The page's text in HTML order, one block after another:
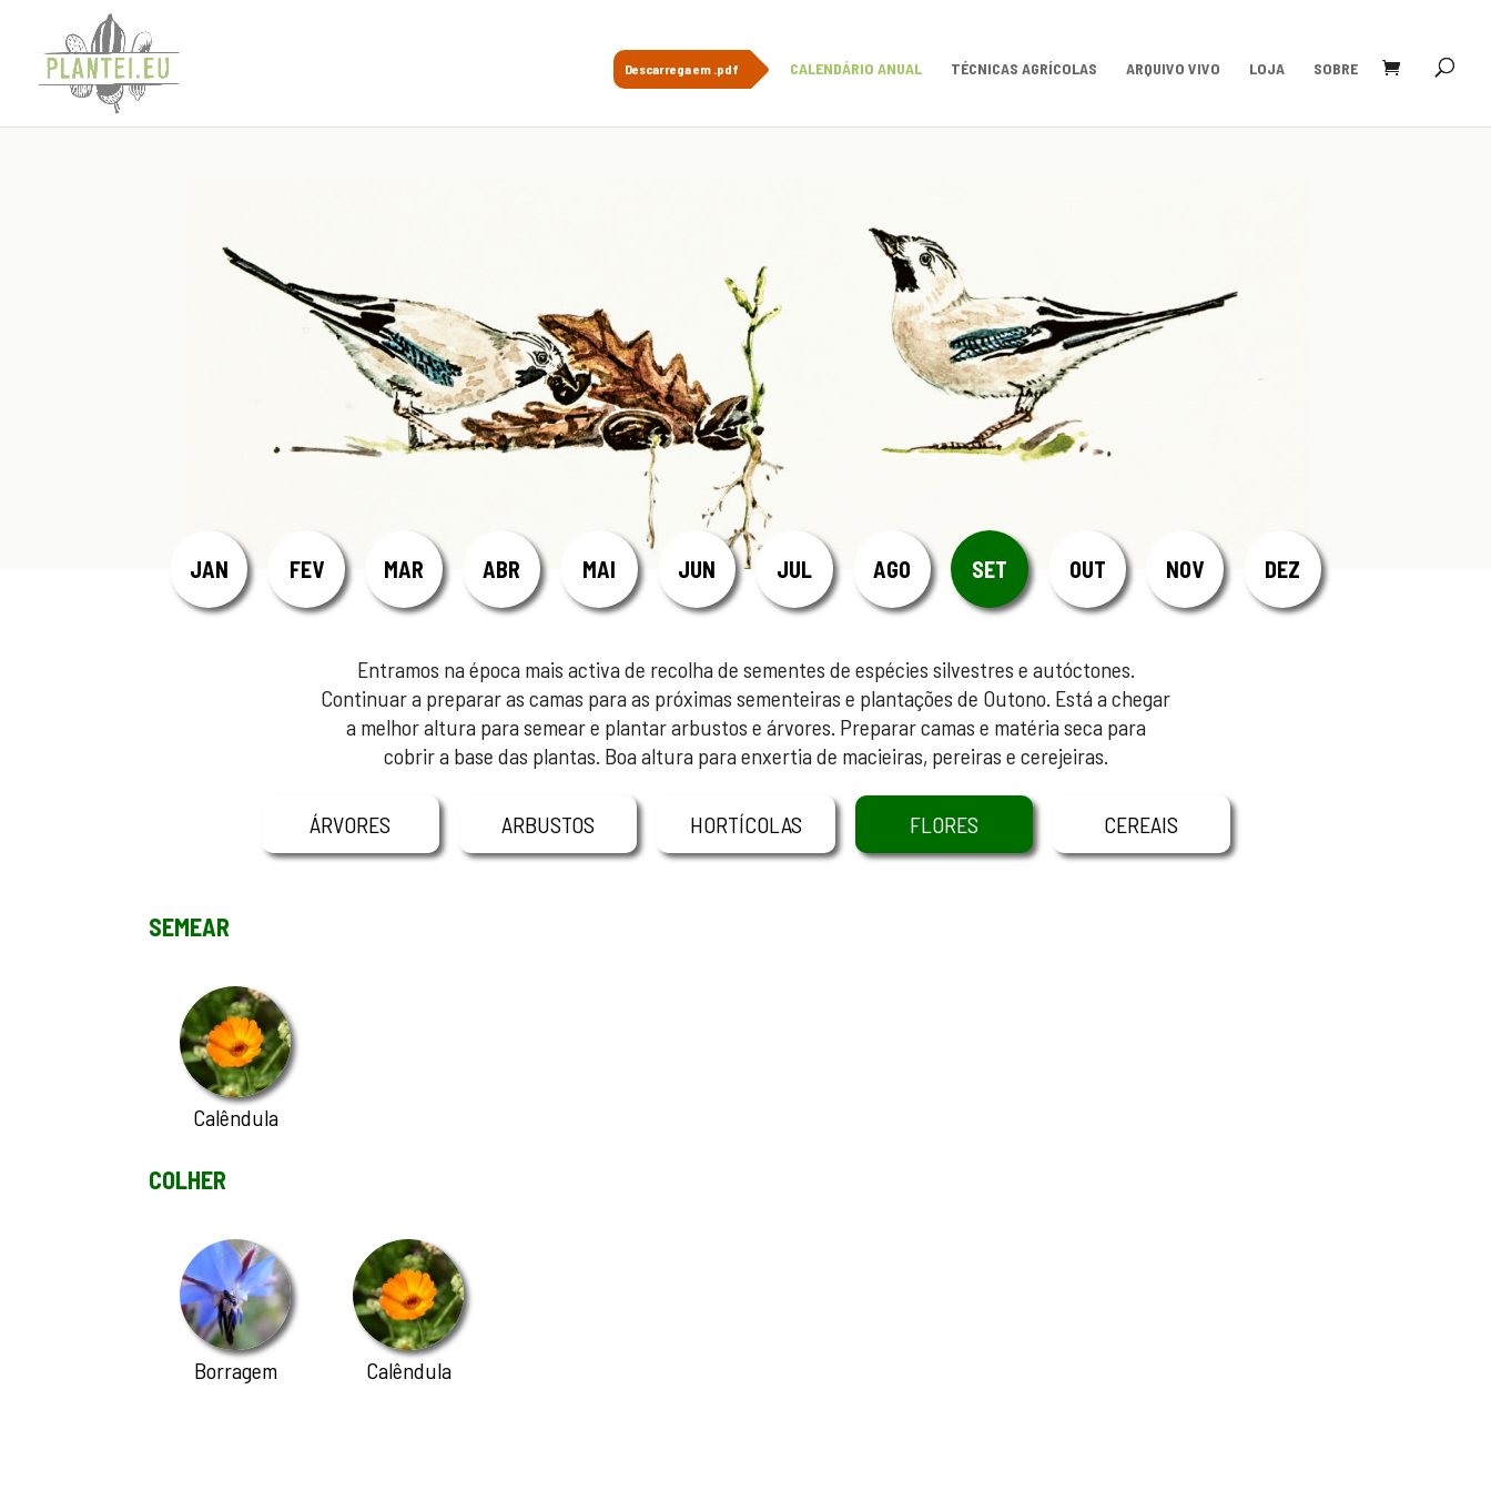
Descarrega em .pdf CALENDÁRIO ANUAL TÉCNICAS AGRÍCOLAS ARQUIVO VIVO LOJA SOBRE
JAN FEV MAR ABR MAI JUN JUL AGO SET OUT NOV DEZ
Entramos na época mais activa de recolha de sementes de espécies silvestres e autóctones.
Continuar a preparar as camas para as próximas sementeiras e plantações de Outono. Está a chegar
a melhor altura para semear e plantar arbustos e árvores. Preparar camas e matéria seca para
cobrir a base das plantas. Boa altura para enxertia de macieiras, pereiras e cerejeiras.
ÁRVORES ARBUSTOS HORTÍCOLAS FLORES CEREAIS
SEMEAR
Calêndula
COLHER
Borragem Calêndula